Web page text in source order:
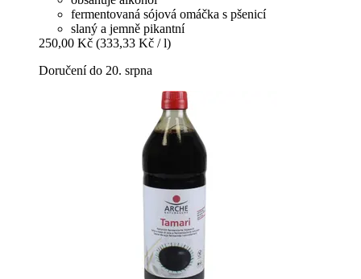
fermentovaná sójová omáčka s pšenicí
slaný a jemně pikantní
250,00 Kč (333,33 Kč / l)
Doručení do 20. srpna